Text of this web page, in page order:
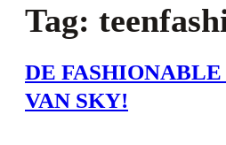
Tag:
DE
VAN SKY!